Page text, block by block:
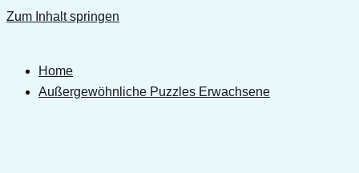
Zum Inhalt springen
Home
Außergewöhnliche Puzzles Erwachsene